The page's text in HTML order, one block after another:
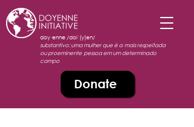
doy·enne /doiˈ(y)en/
substantivo: uma mulher que é a mais respeitada
ou proeminente pessoa em um determinado
campo
Donate